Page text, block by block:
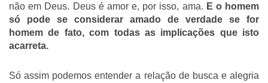
não em Deus. Deus é amor e, por isso, ama. E o homem
só pode se considerar amado de verdade se for
homem de fato, com todas as implicações que isto
acarreta.
Só assim podemos entender a relação de busca e alegria